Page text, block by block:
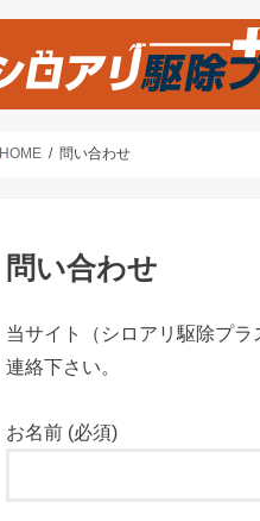
HOME 問い合わせ
問い合わせ
当サイト（シロアリ駆除プ
連絡下さい。
お名前 (必須)